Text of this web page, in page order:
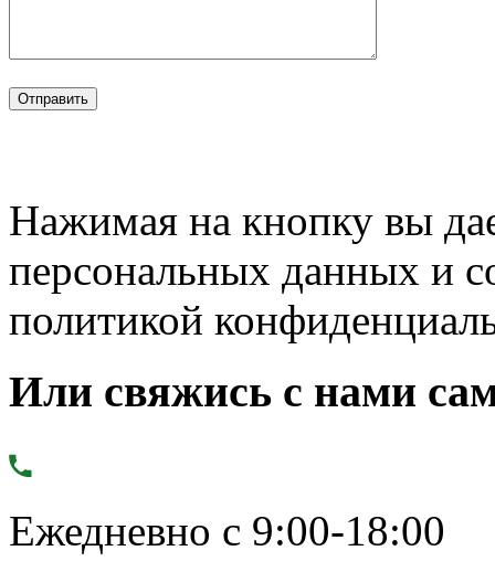
Нажимая на кнопку вы
персональных данных и
политикой
Или свяжись с нами
Ежедневно с 9:00-18:00